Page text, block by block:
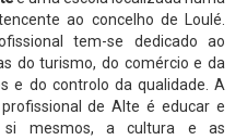
ao concelho de Loulé.
tem-se dedicado ao
do turismo, do comércio e da
e do controlo da qualidade. A
de Alte é educar e
mesmos, a cultura e as